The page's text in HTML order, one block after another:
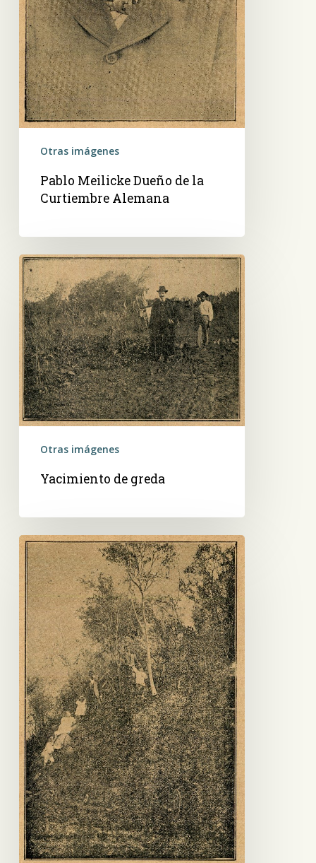
Otras imágenes
Pablo Meilicke Dueño de la
Curtiembre Alemana
Yacimiento
de
greda
Otras imágenes
Yacimiento de greda
Canteras
de
Tacumbú.
Asunción